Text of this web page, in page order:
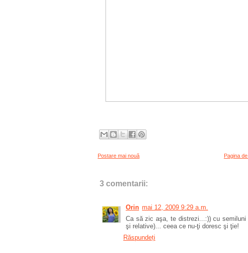
Postare mai nouă Pagina
3 comentarii:
Orin mai 12, 2009 9:29 a.m.
Ca să zic aşa, te distrezi...:)) cu
şi relative)... ceea ce nu-ţi doresc şi ţie!
Răspundeți